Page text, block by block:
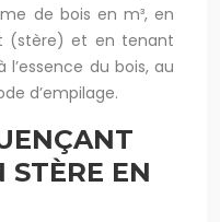
de bois en m³, en
(stère) et en tenant
du bois, au
d’empilage.
STÈRE EN